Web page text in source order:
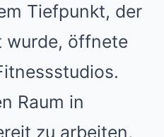
Tiefpunkt, der
wurde, öffnete
Raum in
zu arbeiten,